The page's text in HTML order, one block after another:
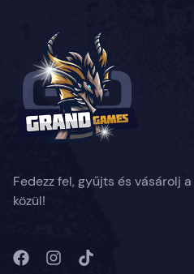
Fedezz fel, gyűjts és vásárolj
közül!